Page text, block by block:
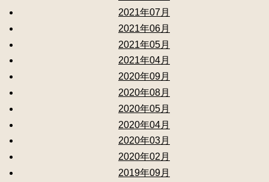
2021年07月
2021年06月
2021年05月
2021年04月
2020年09月
2020年08月
2020年05月
2020年04月
2020年03月
2020年02月
2019年09月